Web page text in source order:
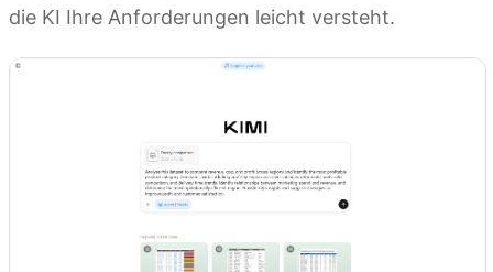
die KI Ihre Anforderungen leicht versteht.